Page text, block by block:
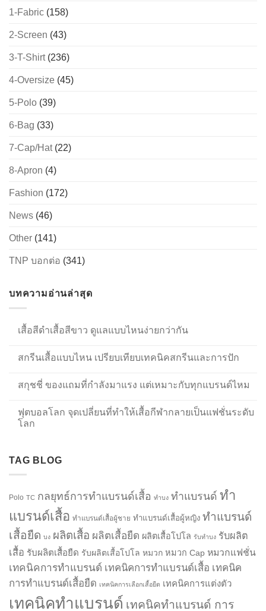
1-Fabric (158)
2-Screen (43)
3-T-Shirt(236)
4-Oversize (45)
5-Polo (39)
6-Bag (33)
7-Cap/Hat(22)
8-Apron (4)
Fashion (172)
News (46)
Other (141)
TNP บอกต่อ (341)
บทความอ่านล่าสุด
เสื้อสีดำเสื้อสีขาว ดูแลแบบไหนง่ายกว่ากัน
สกรีนเสื้อแบบไหน เปรียบเทียบเทคนิคสกรีนและการปัก
สกุชชี่ ของแถมที่กำลังมาแรง แต่เหมาะกับทุกแบรนด์ไหม
ฟุตบอลโลก จุดเปลี่ยนที่ทำให้เสื้อกีฬากลายเป็นแฟชั่นระดับ
โลก
TAG BLOG
Polo TC กลยุทธ์การทำแบรนด์เสื้อ ทำบง ทำแบรนด์ ทำ
แบรนด์เสื้อ ทำแบรนด์เสื้อผู้ชาย ทำแบรนด์เสื้อผู้หญิง ทำแบรนด์
เสื้อยืด บง ผลิตเสื้อ ผลิตเสื้อยืด ผลิตเสื้อโปโล รับทำบง รับผลิต
เสื้อ รับผลิตเสื้อยืด รับผลิตเสื้อโปโล หมวก หมวก Cap หมวกแฟชั่น
เทคนิคการทำแบรนด์ เทคนิคการทำแบรนด์เสื้อ เทคนิค
การทำแบรนด์เสื้อยืด เทคนิคการเลือกเสื้อยืด เทคนิคการแต่งตัว
เทคนิคทำแบรนด์ เทคนิคทำแบรนด์ การ